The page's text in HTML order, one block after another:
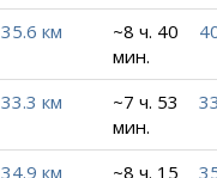
35.6 км
~8 ч. 40
мин.
33.3 км
~7 ч. 53
мин.
34.9 км
~8 ч. 15